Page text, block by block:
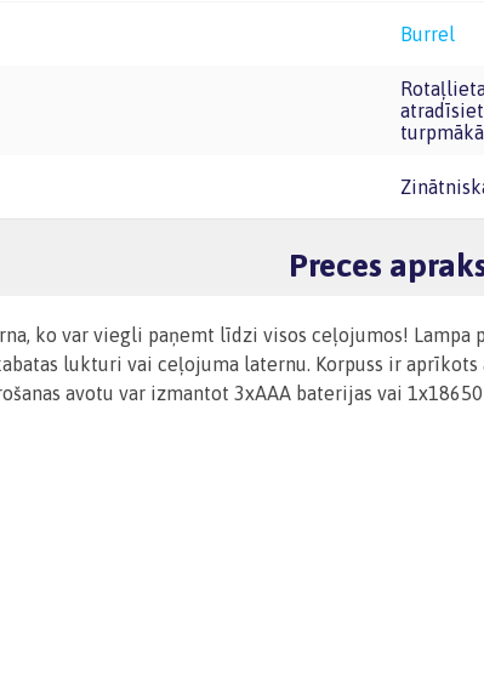
Burrel
Rotaļlieta ir sertificēta un atbilst Eiropas Savienības rotaļlietu prasībām. CE marķējumu
Preces
ko var viegli paņemt līdzi visos ceļojumos! Lampa
lukturi vai ceļojuma laternu. Korpuss ir
avotu var izmantot 3xAAA baterijas vai